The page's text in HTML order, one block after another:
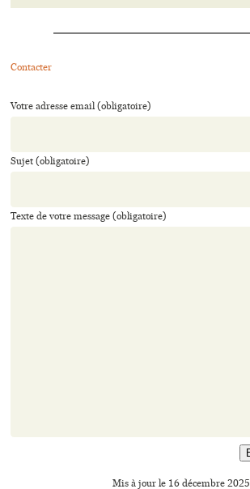
Contacter
Votre adresse email (obligatoire)
Sujet (obligatoire)
Texte de votre message (obligatoire)
Mis à jour le 16 décembre 2025